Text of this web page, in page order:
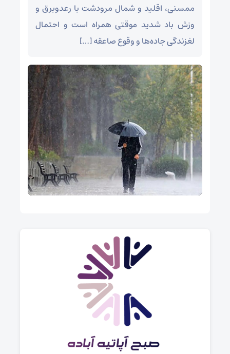
ممسنی، اقلید و شمال مرودشت با رعدوبرق و
وزش باد شدید موقتی همراه است و احتمال
لغزندگی جاده‌ها و وقوع صاعقه […]